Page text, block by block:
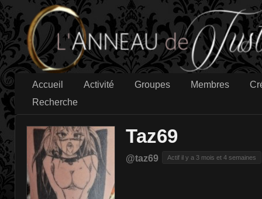
Accueil Activité Groupes Membres
Recherche
Taz69
@taz69 Actif il y a 3 mois et 4 semaines